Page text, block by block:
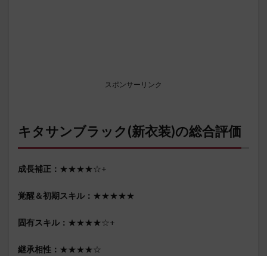
スポンサーリンク
キタサンブラック(新衣装)の総合評価
成長補正： ★★★★☆+
覚醒＆初期スキル： ★★★★★
固有スキル： ★★★★☆+
継承相性： ★★★★☆